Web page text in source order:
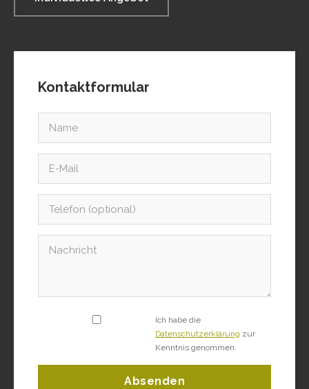
Kontaktformular
Ich habe die
Datenschutzerklärung zur
Kenntnis genommen.
Absenden